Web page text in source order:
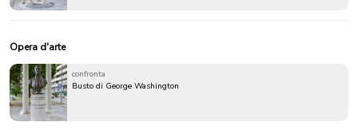
Opera d'arte
confronta
Busto di George Washington